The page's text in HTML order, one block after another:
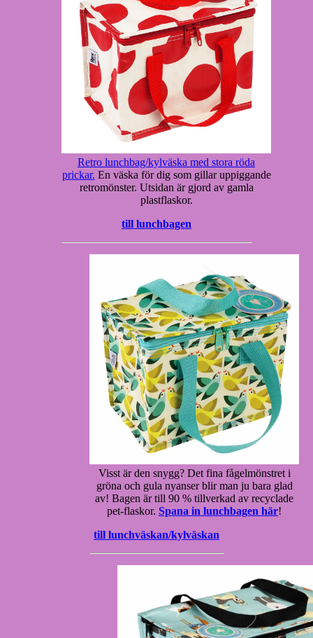
Retro lunchbag/kylväska med stora röda
prickar. En väska för dig som gillar uppiggande
retromönster. Utsidan är gjord av gamla
plastflaskor.
till lunchbagen
Visst är den snygg? Det fina fågelmönstret i
gröna och gula nyanser blir man ju bara glad
av! Bagen är till 90 % tillverkad av recyclade
pet-flaskor. Spana in lunchbagen här!
till lunchväskan/kylväskan